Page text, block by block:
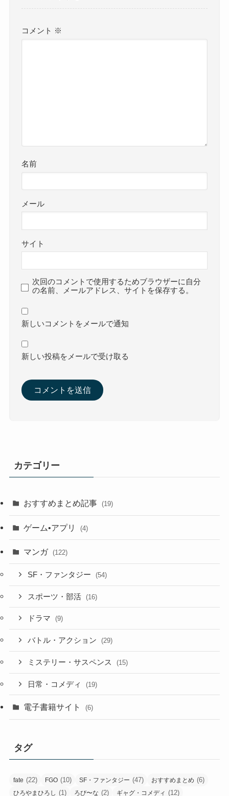
コメント ※
名前
メール
サイト
次回のコメントで使用するためブラウザーに自分
の名前、メールアドレス、サイトを保存する。
新しいコメントをメールで通知
新しい投稿をメールで受け取る
カテゴリー
おすすめまとめ記事 (19)
ゲーム•アプリ (4)
マンガ (122)
SF・ファンタジー (54)
スポーツ・部活 (16)
ドラマ (9)
バトル・アクション (29)
ミステリー・サスペンス (15)
日常・コメディ (19)
電子書籍サイト (6)
タグ
fate (22) FGO (10) SF・ファンタジー (47) おすすめまとめ (6)
ひろやまひろし (1) ろび〜な (2) ギャグ・コメディ (12)